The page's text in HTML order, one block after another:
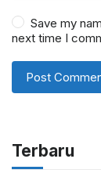
Save my
next time I
Terbaru